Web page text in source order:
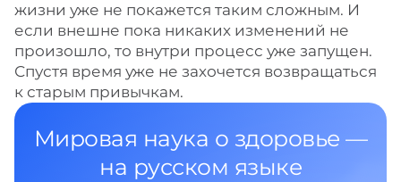
жизни уже не покажется таким сложным. И
если внешне пока никаких изменений не
произошло, то внутри процесс уже запущен.
Спустя время уже не захочется возвращаться
к старым привычкам.
Мировая наука о здоровье —
на русском языке